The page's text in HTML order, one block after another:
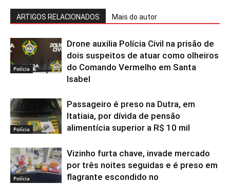
ARTIGOS RELACIONADOS Mais do autor
Polícia
Drone auxilia Polícia Civil na prisão de
dois suspeitos de atuar como olheiros
do Comando Vermelho em Santa
Isabel
Polícia
Passageiro é preso na Dutra, em
Itatiaia, por dívida de pensão
alimentícia superior a R$ 10 mil
Polícia
Vizinho furta chave, invade mercado
por três noites seguidas e é preso em
flagrante escondido no